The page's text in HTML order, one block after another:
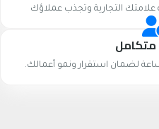
التجارية وتجذب عملاؤك
لضمان استقرار ونمو أعمالك.